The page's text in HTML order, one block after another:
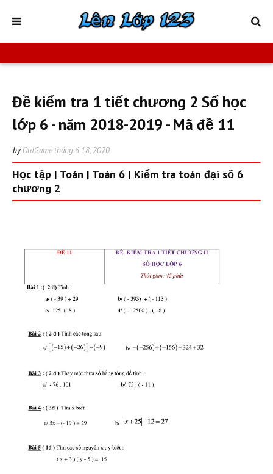
Đề kiểm tra 1 tiết chương 2 Số học
lớp 6 - năm 2018-2019 - Mã đề 11
by OldGame tháng 6 18, 2020
Học tập | Toán | Toán 6 | Kiểm tra toán đại số 6
chương 2